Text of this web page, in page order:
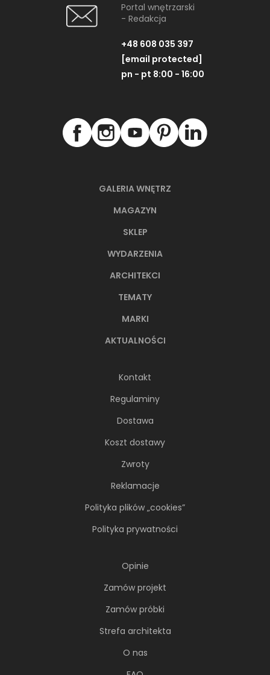
GALERIA WNĘTRZ
MAGAZYN
SKLEP
WYDARZENIA
ARCHITEKCI
TEMATY
MARKI
AKTUALNOŚCI
Kontakt
Regulaminy
Dostawa
Koszt dostawy
Zwroty
Reklamacje
Polityka plików „cookies”
Polityka prywatności
Opinie
Zamów projekt
Zamów próbki
Strefa architekta
O nas
Portal wnętrzarski
- Redakcja
+48 608 035 397
[email protected]
pn - pt 8:00 - 16:00